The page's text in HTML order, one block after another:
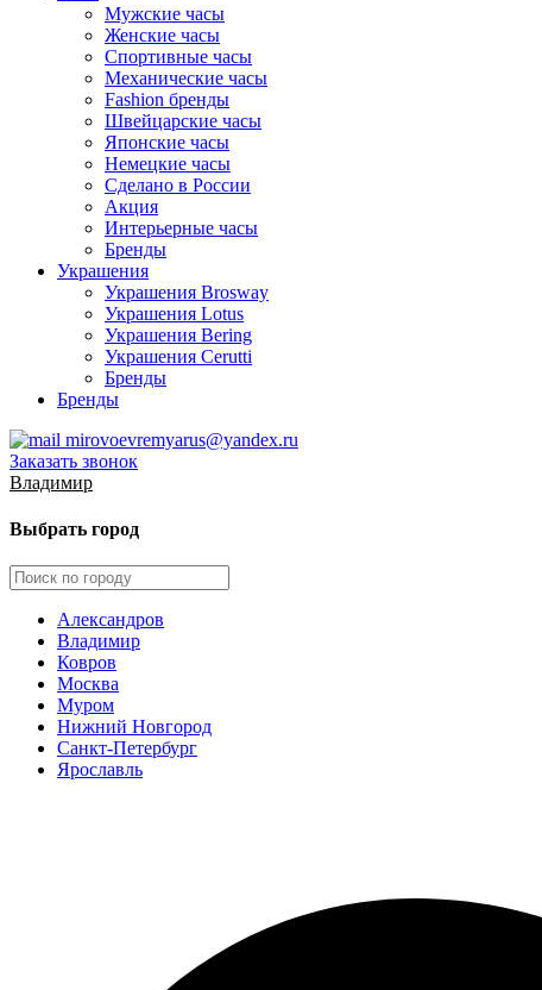
Мужские часы
Женские часы
Спортивные часы
Механические часы
Fashion бренды
Швейцарские часы
Японские часы
Немецкие часы
Сделано в России
Акция
Интерьерные часы
Бренды
Украшения
Украшения Brosway
Украшения Lotus
Украшения Bering
Украшения Cerutti
Бренды
Бренды
mirovoevremyarus@yandex.ru
Заказать звонок
Владимир
Выбрать город
Александров
Владимир
Ковров
Москва
Муром
Нижний Новгород
Санкт-Петербург
Ярославль